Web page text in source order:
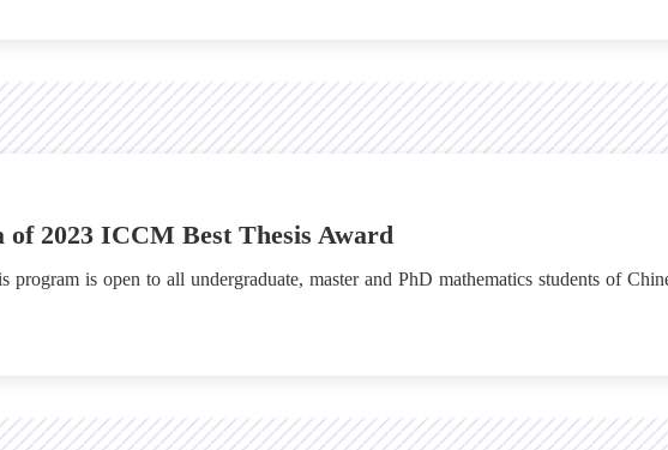
of 2023 ICCM Best Thesis Award